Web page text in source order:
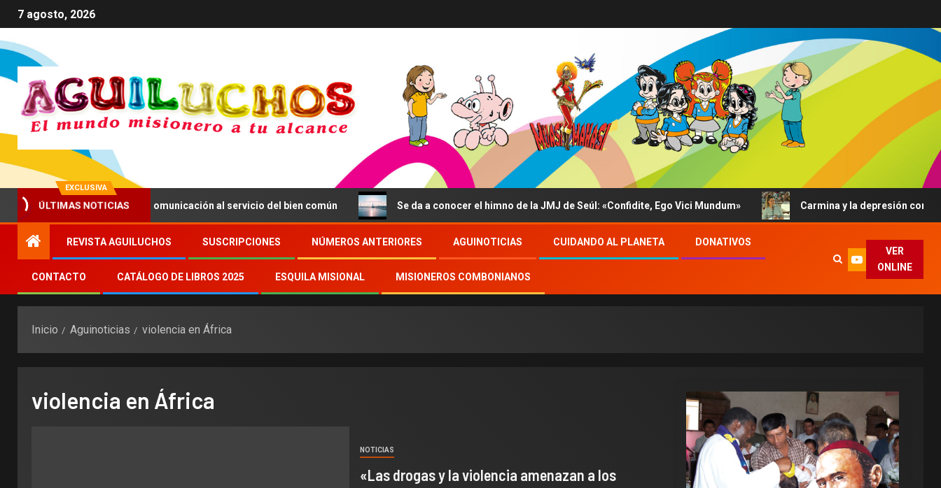
7 agosto, 2026
EXCLUSIVA
ÚLTIMAS NOTICIAS
XIV anima a impulsar una comunicación al servicio del bien común Se da a conocer el himno de la JMJ de Seúl: «Confidite, Ego Vici Mundum» Carmina y la depresión contada al
REVISTA AGUILUCHOS SUSCRIPCIONES NÚMEROS ANTERIORES AGUINOTICIAS CUIDANDO AL PLANETA DONATIVOS
CONTACTO CATÁLOGO DE LIBROS 2025 ESQUILA MISIONAL MISIONEROS COMBONIANOS
VER
ONLINE
Inicio Aguinoticias violencia en África
violencia en África
NOTICIAS
«Las drogas y la violencia amenazan a los